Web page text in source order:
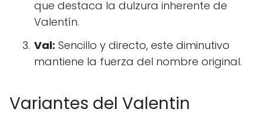
que destaca la dulzura inherente de
Valentín.
Val: Sencillo y directo, este diminutivo
mantiene la fuerza del nombre original.
Variantes del Valentin